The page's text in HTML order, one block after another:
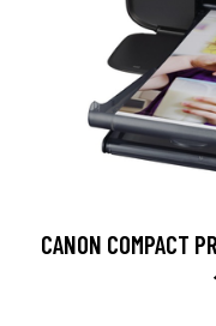
CANON COMPACT